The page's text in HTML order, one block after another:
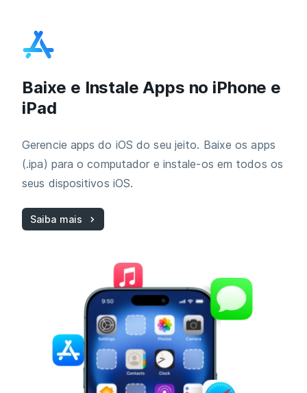
Baixe e Instale Apps no iPhone e
iPad
Gerencie apps do iOS do seu jeito. Baixe os apps
(.ipa) para o computador e instale‑os em todos os
seus dispositivos iOS.
Saiba mais